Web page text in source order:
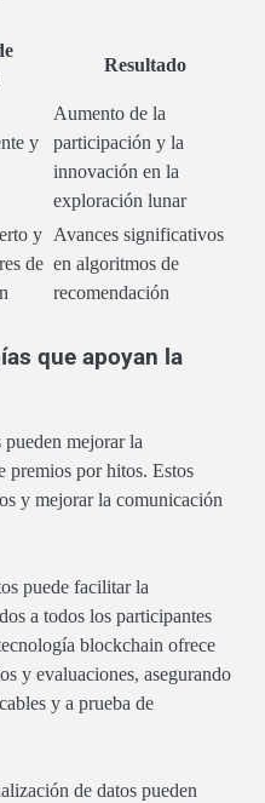
Resultado
y
Aumento de la
participación y la
innovación en la
exploración lunar
y
de
Avances significativos
en algoritmos de
recomendación
que apoyan la
mejorar la
premios por hitos. Estos
y mejorar la comunicación
puede facilitar la
a todos los participantes
blockchain ofrece
y evaluaciones, asegurando
y a prueba de
de datos pueden